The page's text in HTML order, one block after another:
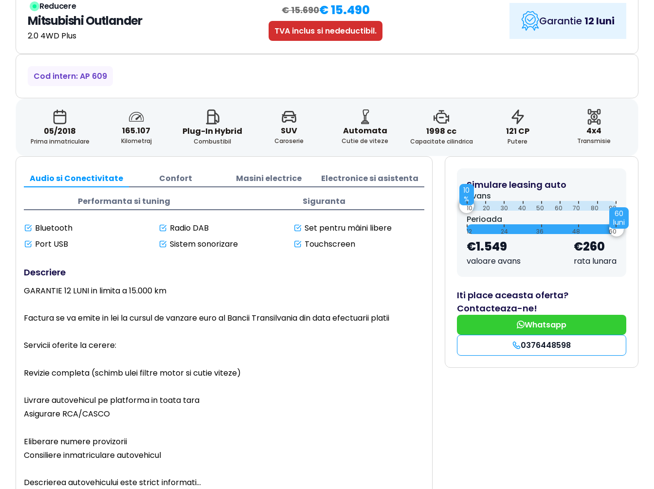
Reducere
Mitsubishi Outlander
2.0 4WD Plus
€ 15.690€ 15.490
TVA inclus si nedeductibil.
Garantie 12 luni
Cod intern: AP 609
05/2018
Prima inmatriculare
165.107
Kilometraj
Plug-In Hybrid
Combustibil
SUV
Caroserie
Automata
Cutie de viteze
1998 cc
Capacitate cilindrica
121 CP
Putere
4x4
Transmisie
Audio si Conectivitate Confort Masini electrice Electronice si asistenta
Performanta si tuning Siguranta
Bluetooth Radio DAB
Set pentru mâini libere
Port USB
Sistem sonorizare Touchscreen
Descriere
GARANTIE 12 LUNI in limita a 15.000 km
Factura se va emite in lei la cursul de vanzare euro al Bancii Transilvania din data efectuarii platii
Servicii oferite la cerere:
Revizie completa (schimb ulei filtre motor si cutie viteze)
Livrare autovehicul pe platforma in toata tara
Asigurare RCA/CASCO
Eliberare numere provizorii
Consiliere inmatriculare autovehicul
Descrierea autovehicului este strict informati...
Simulare leasing auto
Avans
10
%
10 20 30 40 50 60 70 80 90
Perioada
60
luni
12 24 36 48 60
€1.549
valoare avans
€260
rata lunara
Iti place aceasta oferta?
Contacteaza-ne!
Whatsapp
0376448598